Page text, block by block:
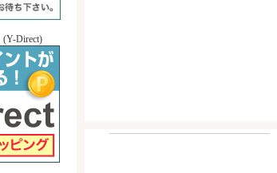
(Y-Direct)